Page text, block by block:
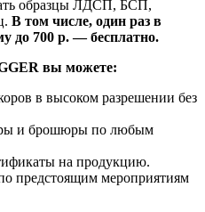
образцы ЛДСП, БСП,
В том числе, один раз в
до 700 р. — бесплатно.
вы можете:
в высоком разрешении без
и брошюры по любым
на продукцию.
предстоящим мероприятиям